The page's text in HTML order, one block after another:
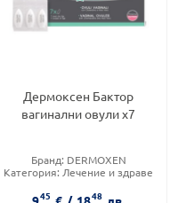
Дермоксен Бактор
вагинални овули х7
Бранд: DERMOXEN
Категория: Лечение и здраве
45 48